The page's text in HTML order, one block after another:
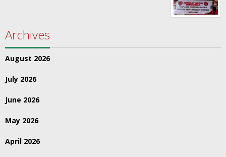
Archives
August 2026
July 2026
June 2026
May 2026
April 2026